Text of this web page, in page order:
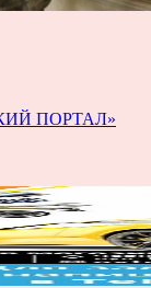
ПОРТАЛ»